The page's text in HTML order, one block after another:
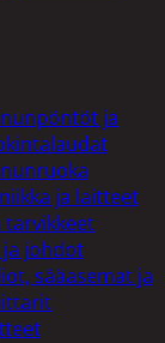
ja
ja laitteet
tarvikkeet
ja johdot
sääasemat ja